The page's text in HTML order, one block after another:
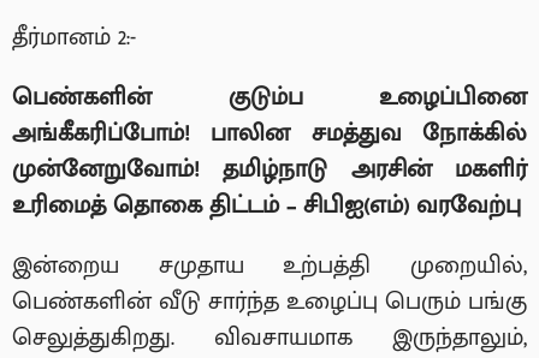
தீர்மானம் 2:-
பெண்களின் குடும்ப உழைப்பினை
அங்கீகரிப்போம்! பாலின சமத்துவ நோக்கில்
முன்னேறுவோம்! தமிழ்நாடு அரசின் மகளிர்
உரிமைத் தொகை திட்டம் – சிபிஐ(எம்) வரவேற்பு
இன்றைய சமுதாய உற்பத்தி முறையில்,
பெண்களின் வீடு சார்ந்த உழைப்பு பெரும் பங்கு
செலுத்துகிறது. விவசாயமாக இருந்தாலும்,